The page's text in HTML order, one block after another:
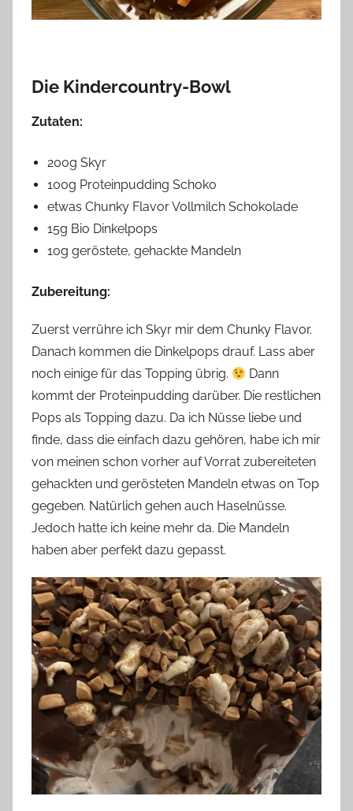
Die Kindercountry-Bowl
Zutaten:
200g Skyr
100g Proteinpudding Schoko
etwas Chunky Flavor Vollmilch Schokolade
15g Bio Dinkelpops
10g geröstete, gehackte Mandeln
Zubereitung:
Zuerst verrühre ich Skyr mir dem Chunky Flavor.
Danach kommen die Dinkelpops drauf. Lass aber
noch einige für das Topping übrig.
Dann
kommt der Proteinpudding darüber. Die restlichen
Pops als Topping dazu. Da ich Nüsse liebe und
finde, dass die einfach dazu gehören, habe ich mir
von meinen schon vorher auf Vorrat zubereiteten
gehackten und gerösteten Mandeln etwas on Top
gegeben. Natürlich gehen auch Haselnüsse.
Jedoch hatte ich keine mehr da. Die Mandeln
haben aber perfekt dazu gepasst.